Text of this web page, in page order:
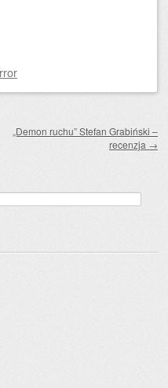
„Demon ruchu” Stefan Grabiński –
recenzja →